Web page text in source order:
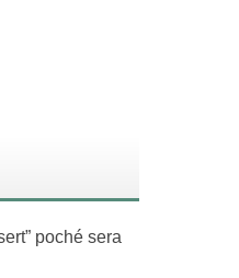
poché sera